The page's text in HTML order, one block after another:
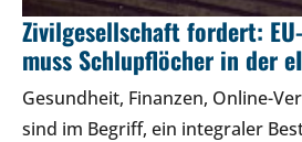
Zivilgesellschaft fordert:
muss Schlupflöcher in der
Gesundheit, Finanzen, Online-
sind im Begriff, ein integraler